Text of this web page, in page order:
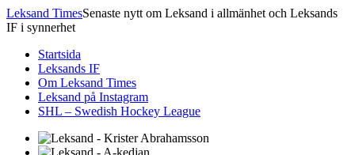
Leksand TimesSenaste nytt om Leksand i allmänhet och Leksands
IF i synnerhet
Startsida
Leksands IF
Om Leksand Times
Leksand på Instagram
SHL – Swedish Hockey League